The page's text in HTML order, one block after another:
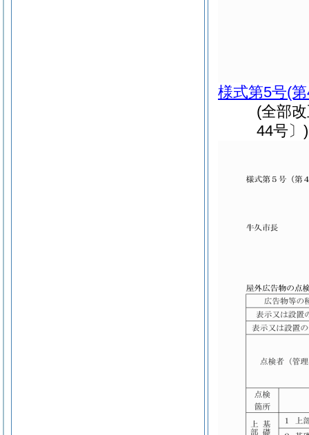
様式第5号(
(全部
44号〕)